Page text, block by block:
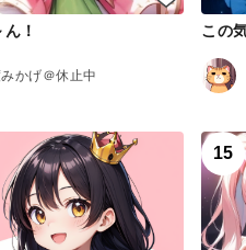
！
かげ＠休止中
この
15